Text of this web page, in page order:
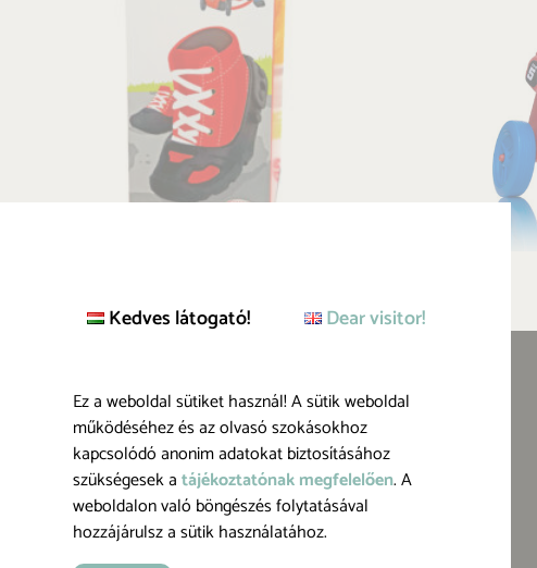
Tovább olvasom
Kedves látogató! Dear visitor!
Ez a weboldal sütiket használ! A sütik weboldal
működéséhez és az olvasó szokásokhoz
kapcsolódó anonim adatokat biztosításához
szükségesek atájékoztatónak megfelelően. A
weboldalon való böngészés folytatásával
hozzájárulsz a sütik használatához.